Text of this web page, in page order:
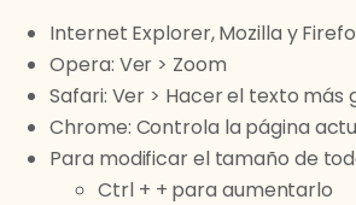
Internet Explorer, Mozilla y
Opera: Ver > Zoom
Safari: Ver > Hacer el texto más
Chrome: Controla la página
Para modificar el tamaño de
Ctrl + + para aumentarlo